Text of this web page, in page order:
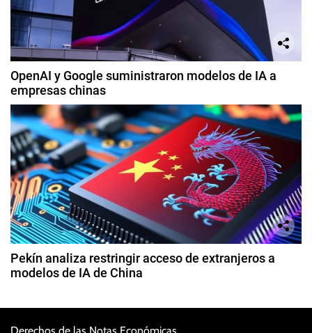
OpenAI y Google suministraron modelos de IA a
empresas chinas
Pekín analiza restringir acceso de extranjeros a
modelos de IA de China
Derechos de las Notas Económicas